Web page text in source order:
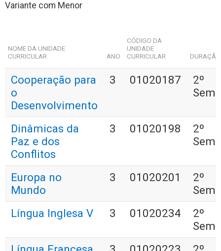
Variante com Menor
NOME DA UNIDADE
CURRICULAR
ANO
CÓDIGO DA
UNIDADE
CURRICULAR
DURAÇÃO
Cooperação para
o
Desenvolvimento
3 01020187
2º
Dinâmicas da
Paz e dos
Conflitos
3 01020198
2º
Europa no
Mundo
3 01020201
2º
Língua Inglesa V
3 01020234
2º